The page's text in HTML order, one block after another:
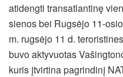
atidengti transatlantinę
sienos bei Rugsėjo 11-
m. rugsėjo 11 d.
buvo aktyvuotas
kuris įtvirtina pagrindinį